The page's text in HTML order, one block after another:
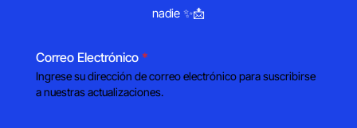
nadie ✨📩
Correo Electrónico *
Ingrese su dirección de correo electrónico para suscribirse
a nuestras actualizaciones.